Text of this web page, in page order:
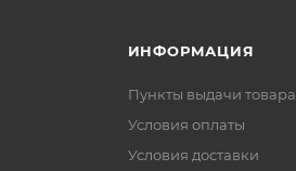
ИНФОРМАЦИЯ
Пункты выдачи товара
Условия оплаты
Условия доставки